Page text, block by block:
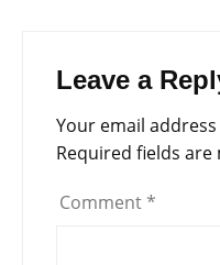
Leave a
Your email
Required fields are
Comment *